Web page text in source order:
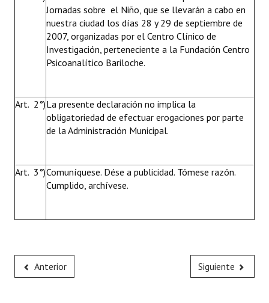
Informes de Gestión
Proyectos Presentados
Dictámenes Asesoría Letrada
Informes de Unidad Coordinadora
Ejecución Presupuestaria
NORMATIVA
Jornadas sobre el Niño, que se llevarán a cabo en
nuestra ciudad los días 28 y 29 de septiembre de
2007, organizadas por el Centro Clínico de
Investigación, perteneciente a la Fundación Centro
Psicoanalítico Bariloche.
Art. 2°)La presente declaración no implica la
obligatoriedad de efectuar erogaciones por parte
de la Administración Municipal.
Art. 3°)Comuníquese. Dése a publicidad. Tómese razón.
Cumplido, archívese.
Anterior Siguiente